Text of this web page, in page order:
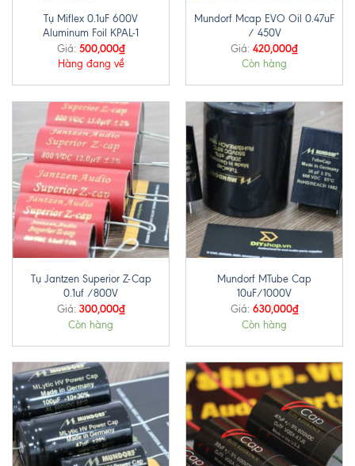
Tụ Miflex 0.1uF 600V
Aluminum Foil KPAL-1
Giá: 500,000₫
Hàng đang về
Mundorf Mcap EVO Oil 0.47uF
/ 450V
Giá: 420,000₫
Còn hàng
Tụ Jantzen Superior Z-Cap
0.1uf /800V
Giá: 300,000₫
Còn hàng
Mundorf MTube Cap
10uF/1000V
Giá: 630,000₫
Còn hàng